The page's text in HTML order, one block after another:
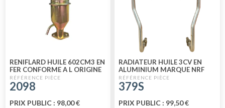
RENIFLARD HUILE 602CM3 EN
FER CONFORME A L ORIGINE
SORTIE VERS BAS
2098
PRIX PUBLIC : 98,00 €
RADIATEUR HUILE 3CV EN
ALUMINIUM MARQUE NRF
379S
PRIX PUBLIC : 99,50 €